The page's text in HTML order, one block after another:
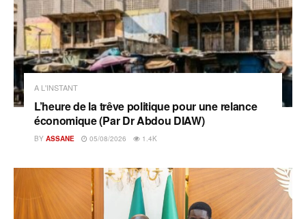
A L'INSTANT
L’heure de la trêve politique pour une relance
économique (Par Dr Abdou DIAW)
BY ASSANE 05/08/2026 1.4K